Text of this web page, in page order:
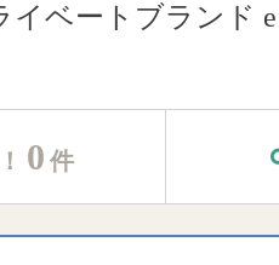
ベートブランド
0 件